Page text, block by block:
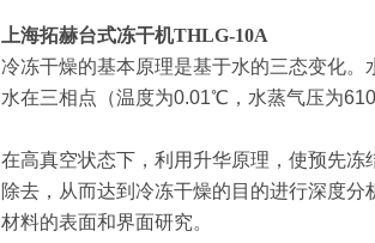
上海拓赫台式冻干机THLG-10A
冷冻干燥的基本原理是基于水的三态变化
水在三相点（温度为0.01℃，水蒸气压为
在高真空状态下，利用升华原理，使预先
除去，从而达到冷冻干燥的目的进行深度
材料的表面和界面研究。